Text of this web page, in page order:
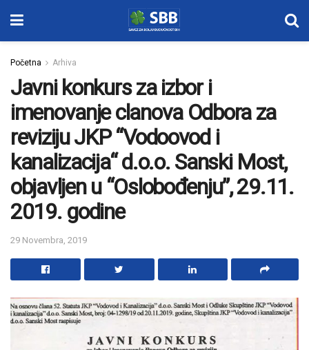
Početna Arhiva
Javni konkurs za izbor i
imenovanje clanova Odbora za
reviziju JKP “Vodoovod i
kanalizacija“ d.o.o. Sanski Most,
objavljen u “Oslobođenju”, 29.11.
2019. godine
29 Novembra, 2019